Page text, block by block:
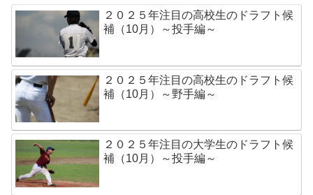
２０２５年注目の高校生のドラフト候
補（10月）～投手編～
２０２５年注目の高校生のドラフト候
補（10月）～野手編～
２０２５年注目の大学生のドラフト候
補（10月）～投手編～